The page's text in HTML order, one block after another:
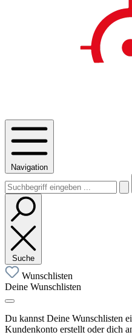
Navigation
Suche
Wunschlisten
Deine Wunschlisten
Du kannst Deine Wunschlisten
Kundenkonto erstellt oder dich